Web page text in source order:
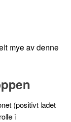
mye av denne
(positivt ladet
i